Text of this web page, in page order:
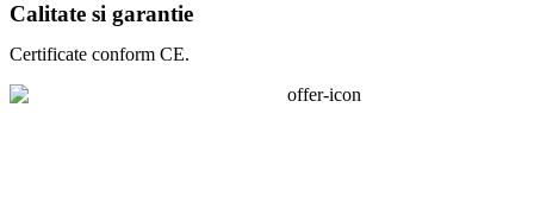
Calitate si garantie
Certificate conform CE.